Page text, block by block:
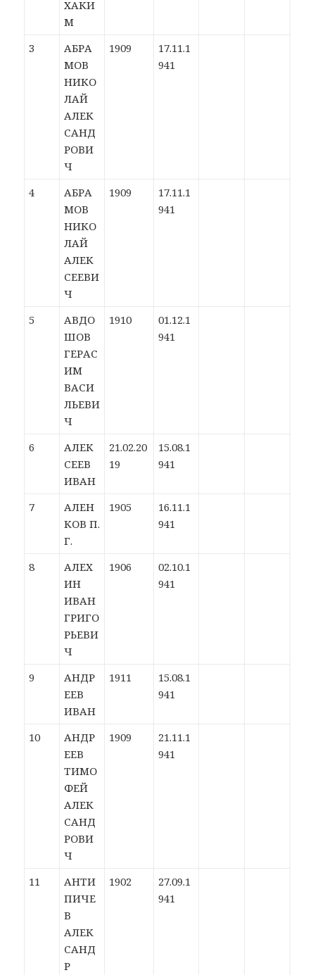
ХАКИ
М
3
АБРА
МОВ
НИКО
ЛАЙ
АЛЕК
САНД
РОВИ
Ч
1909
17.11.1
941
4
АБРА
МОВ
НИКО
ЛАЙ
АЛЕК
СЕЕВИ
Ч
1909
17.11.1
941
5
АВДО
ШОВ
ГЕРАС
ИМ
ВАСИ
ЛЬЕВИ
Ч
1910
01.12.1
941
6
АЛЕК
СЕЕВ
ИВАН
21.02.20
19
15.08.1
941
7
АЛЕН
КОВ П.
Г.
1905
16.11.1
941
8
АЛЕХ
ИН
ИВАН
ГРИГО
РЬЕВИ
Ч
1906
02.10.1
941
9
АНДР
ЕЕВ
ИВАН
1911
15.08.1
941
10
АНДР
ЕЕВ
ТИМО
ФЕЙ
АЛЕК
САНД
РОВИ
Ч
1909
21.11.1
941
11
АНТИ
ПИЧЕ
В
АЛЕК
САНД
Р
1902
27.09.1
941